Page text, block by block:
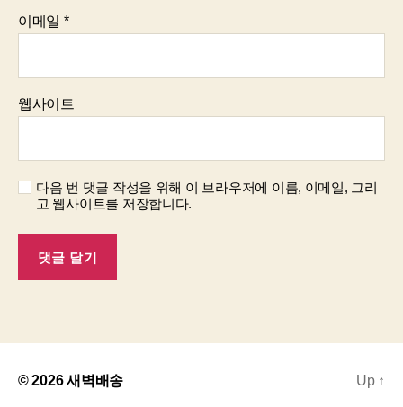
이메일 *
웹사이트
다음 번 댓글 작성을 위해 이 브라우저에 이름, 이메일, 그리
고 웹사이트를 저장합니다.
© 2026새벽배송 Up ↑